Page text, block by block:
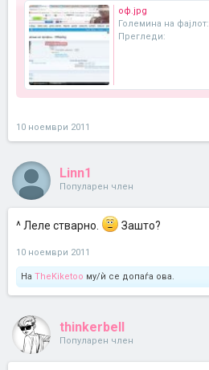
оф.jpg
Големина на фајлот:
Прегледи:
10 ноември 2011
Linn1
Популарен член
^ Леле стварно. Зашто?
10 ноември 2011
На TheKiketoo му/ѝ се допаѓа ова.
thinkerbell
Популарен член